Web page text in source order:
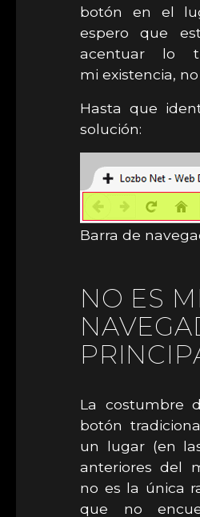
botón en el
espero que
acentuar lo
mi existencia, no
Hasta que
solución:
Barra de
NO ES MI
La costumbre
botón
un lugar (en
anteriores del
no es la única
que no